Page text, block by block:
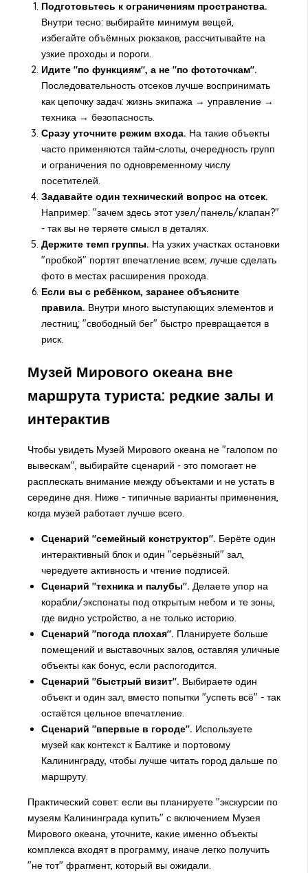
Подготовьтесь к ограничениям пространства.
Внутри тесно: выбирайте минимум вещей,
избегайте объёмных рюкзаков, рассчитывайте на
узкие проходы и пороги.
Идите "по функциям", а не "по фототочкам".
Последовательность отсеков лучше воспринимать
как цепочку задач: жизнь экипажа → управление →
техника → безопасность.
Сразу уточните режим входа. На такие объекты
часто применяются тайм-слоты, очередность групп
и ограничения по одновременному числу
посетителей.
Задавайте один технический вопрос на отсек.
Например: "зачем здесь этот узел/панель/клапан?"
- так вы не теряете смысл в деталях.
Держите темп группы. На узких участках остановки
"пробкой" портят впечатление всем; лучше сделать
фото в местах расширения прохода.
Если вы с ребёнком, заранее объясните
правила. Внутри много выступающих элементов и
лестниц; "свободный бег" быстро превращается в
риск.
Музей Мирового океана вне
маршрута туриста: редкие залы и
интерактив
Чтобы увидеть Музей Мирового океана не "галопом по
вывескам", выбирайте сценарий - это помогает не
расплескать внимание между объектами и не устать в
середине дня. Ниже - типичные варианты применения,
когда музей работает лучше всего.
Сценарий "семейный конструктор". Берёте один
интерактивный блок и один "серьёзный" зал,
чередуете активность и чтение подписей.
Сценарий "техника и палубы". Делаете упор на
корабли/экспонаты под открытым небом и те зоны,
где видно устройство, а не только историю.
Сценарий "погода плохая". Планируете больше
помещений и выставочных залов, оставляя уличные
объекты как бонус, если распогодится.
Сценарий "быстрый визит". Выбираете один
объект и один зал, вместо попытки "успеть всё" - так
остаётся цельное впечатление.
Сценарий "впервые в городе". Используете
музей как контекст к Балтике и портовому
Калининграду, чтобы лучше читать город дальше по
маршруту.
Практический совет: если вы планируете "экскурсии по
музеям Калининграда купить" с включением Музея
Мирового океана, уточните, какие именно объекты
комплекса входят в программу, иначе легко получить
"не тот" фрагмент, который вы ожидали.